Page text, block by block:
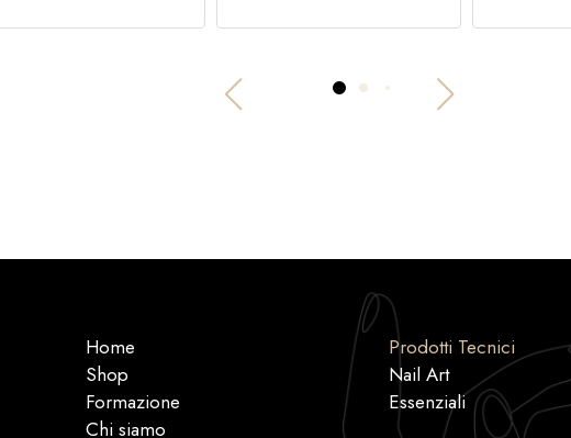
Home
Shop
Formazione
Chi siamo
Prodotti Tecnici
Nail Art
Essenziali